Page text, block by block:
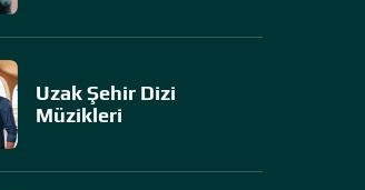
Uzak Şehir Dizi
Müzikleri